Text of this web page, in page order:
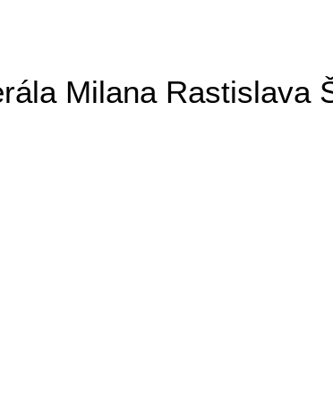
Milana Rastislava